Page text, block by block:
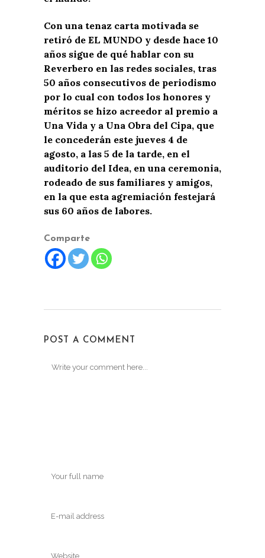
Con una tenaz carta motivada se
retiró de EL MUNDO y desde hace 10
años sigue de qué hablar con su
Reverbero en las redes sociales, tras
50 años consecutivos de periodismo
por lo cual con todos los honores y
méritos se hizo acreedor al premio a
Una Vida y a Una Obra del Cipa, que
le concederán este jueves 4 de
agosto, a las 5 de la tarde, en el
auditorio del Idea, en una ceremonia,
rodeado de sus familiares y amigos,
en la que esta agremiación festejará
sus 60 años de labores.
Comparte
POST A COMMENT